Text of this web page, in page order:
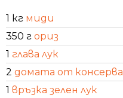
1 кг миди
350 г ориз
1 глава лук
2 домата от консерва
1 връзка зелен лук